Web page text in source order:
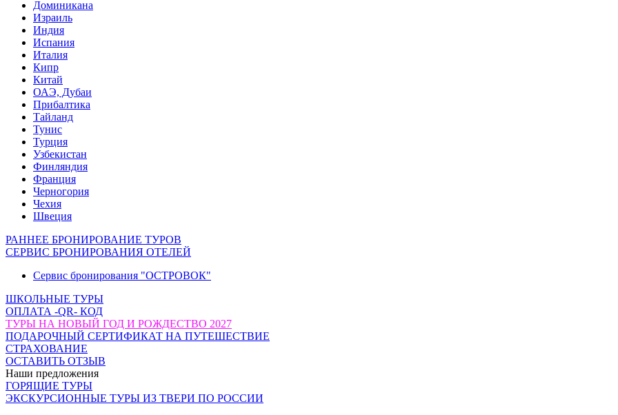
Доминикана
Израиль
Индия
Испания
Италия
Кипр
Китай
ОАЭ, Дубаи
Прибалтика
Тайланд
Тунис
Турция
Узбекистан
Финляндия
Франция
Черногория
Чехия
Швеция
РАННЕЕ БРОНИРОВАНИЕ ТУРОВ
СЕРВИС БРОНИРОВАНИЯ ОТЕЛЕЙ
Сервис бронирования "ОСТРОВОК"
ШКОЛЬНЫЕ ТУРЫ
ОПЛАТА -QR- КОД
ТУРЫ НА НОВЫЙ ГОД И РОЖДЕСТВО 2027
ПОДАРОЧНЫЙ СЕРТИФИКАТ НА ПУТЕШЕСТВИЕ
СТРАХОВАНИЕ
ОСТАВИТЬ ОТЗЫВ
Наши предложения
ГОРЯЩИЕ ТУРЫ
ЭКСКУРСИОННЫЕ ТУРЫ ИЗ ТВЕРИ ПО РОССИИ